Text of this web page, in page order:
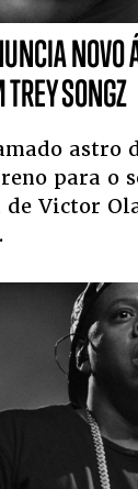
NOVO
SONGZ
astro
para o
Victor